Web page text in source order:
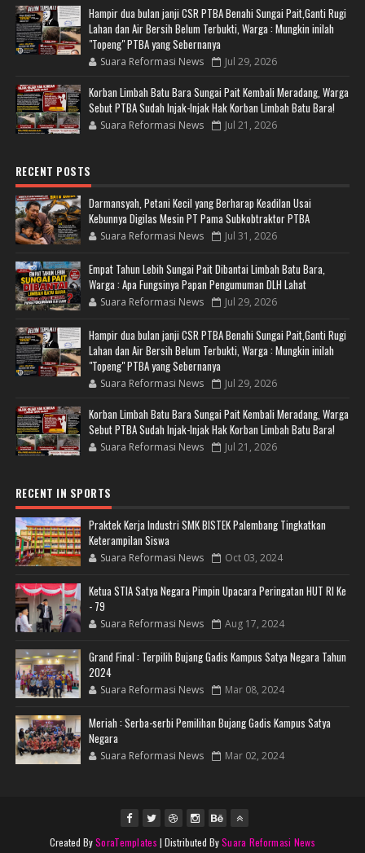
Hampir dua bulan janji CSR PTBA Benahi Sungai Pait,Ganti Rugi
Lahan dan Air Bersih Belum Terbukti, Warga : Mungkin inilah
"Topeng" PTBA yang Sebernanya
Suara Reformasi News Jul 29, 2026
Korban Limbah Batu Bara Sungai Pait Kembali Meradang, Warga
Sebut PTBA Sudah Injak-Injak Hak Korban Limbah Batu Bara!
Suara Reformasi News Jul 21, 2026
RECENT POSTS
Darmansyah, Petani Kecil yang Berharap Keadilan Usai
Kebunnya Digilas Mesin PT Pama Subkobtraktor PTBA
Suara Reformasi News Jul 31, 2026
Empat Tahun Lebih Sungai Pait Dibantai Limbah Batu Bara,
Warga : Apa Fungsinya Papan Pengumuman DLH Lahat
Suara Reformasi News Jul 29, 2026
Hampir dua bulan janji CSR PTBA Benahi Sungai Pait,Ganti Rugi
Lahan dan Air Bersih Belum Terbukti, Warga : Mungkin inilah
"Topeng" PTBA yang Sebernanya
Suara Reformasi News Jul 29, 2026
Korban Limbah Batu Bara Sungai Pait Kembali Meradang, Warga
Sebut PTBA Sudah Injak-Injak Hak Korban Limbah Batu Bara!
Suara Reformasi News Jul 21, 2026
RECENT IN SPORTS
Praktek Kerja Industri SMK BISTEK Palembang Tingkatkan
Keterampilan Siswa
Suara Reformasi News Oct 03, 2024
Ketua STIA Satya Negara Pimpin Upacara Peringatan HUT RI Ke
- 79
Suara Reformasi News Aug 17, 2024
Grand Final : Terpilih Bujang Gadis Kampus Satya Negara Tahun
2024
Suara Reformasi News Mar 08, 2024
Meriah : Serba-serbi Pemilihan Bujang Gadis Kampus Satya
Negara
Suara Reformasi News Mar 02, 2024
Created BySoraTemplates | Distributed BySuara Reformasi News